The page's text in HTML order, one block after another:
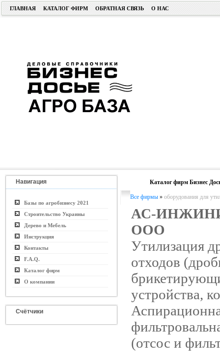
ГЛАВНАЯ КАТАЛОГ ФИРМ ОБРАТНАЯ СВЯЗЬ О НАС
Навигация
Базы по агробизнесу 2021
Строительство Украины
Дерево и Мебель
Инструкция
Контакты
F.A.Q.
Каталог фирм
О компании
Счётчики
Каталог фирм Бизнес
Все фирмы » оборудования для
АС-
ООО
Утилизация
отходов
устройства,
(отсос и